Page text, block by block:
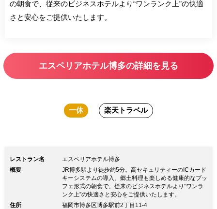
の朝食で、従来のビジネスホテルより“ワンランク上”の快適
さと安心をご提供いたします。
エスペリアホテル博多の詳細を見る
一休 楽天トラベル
レストラン名
エスペリアホテル博多
概要
JR博多駅より徒歩約5分。高セキュリティーのICカード
キーシステムの導入、郷土料理も楽しめる健康的なブッ
フェ形式の朝食で、従来のビジネスホテルより“ワンラ
ンク上”の快適さと安心をご提供いたします。
住所
福岡市博多区博多駅前2丁目11‐4